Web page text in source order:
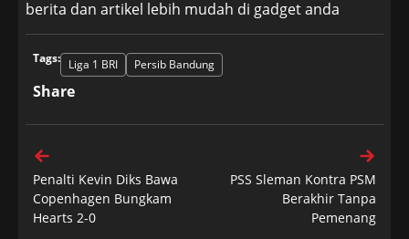
berita dan artikel lebih mudah di gadget anda
Tags: Liga 1 BRI Persib Bandung
Share
Penalti Kevin Diks Bawa
Copenhagen Bungkam
Hearts 2-0
PSS Sleman Kontra PSM
Berakhir Tanpa
Pemenang